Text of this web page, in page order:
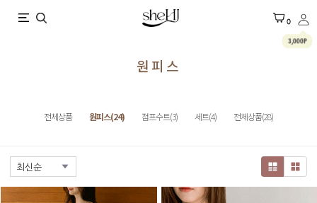
X 0
3,000P
원피스
전체상품 원피스(24) 점프수트(3) 세트(4) 전체상품(28)